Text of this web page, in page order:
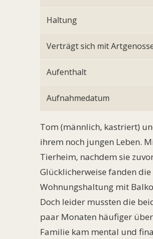
Haltung
Verträgt sich mit
Aufenthalt
Aufnahmedatum
Tom (männlich, kastriert)
ihrem noch jungen Leben.
Tierheim, nachdem sie
Glücklicherweise fanden
Wohnungshaltung mit
Doch leider mussten die
paar Monaten häufiger
Familie kam mental und